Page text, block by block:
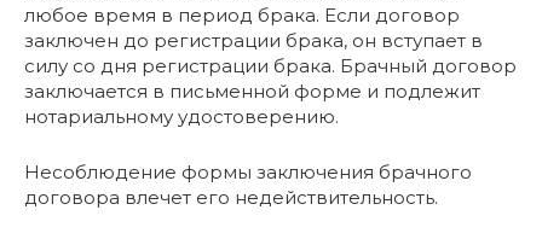
любое время в период брака. Если договор
заключен до регистрации брака, он вступает в
силу со дня регистрации брака. Брачный договор
заключается в письменной форме и подлежит
нотариальному удостоверению.
Несоблюдение формы заключения брачного
договора влечет его недействительность.